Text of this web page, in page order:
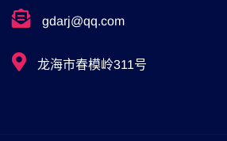
gdarj@qq.com
龙海市春模岭311号